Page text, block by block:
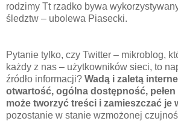
rodzimy Tt rzadko bywa
śledztw – ubolewa Piasecki.
Pytanie tylko, czy Twitter – mikroblog,
każdy z nas – użytkowników sieci, to
źródło informacji? Wadą i zaletą
otwartość, ogólna dostępność,
może tworzyć treści i zamieszczać je
pozostanie w stanie wzmożonej